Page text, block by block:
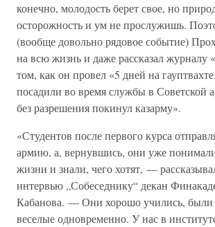
конечно, молодость берет свое, но
осторожность и ум не прослужишь.
(вообще довольно рядовое событие)
на всю жизнь и даже рассказал журналу
том, как он провел «5 дней на
посадили во время службы в Советской
без разрешения покинул казарму».
«Студентов после первого курса
армию, а, вернувшись, они уже
жизни и знали, чего хотят, —
интервью „Собеседнику“ декан
Кабанова. — Они хорошо учились, были
веселые одновременно. У нас в